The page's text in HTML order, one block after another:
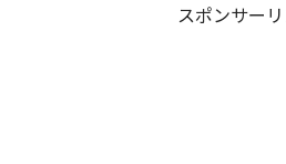
スポンサー